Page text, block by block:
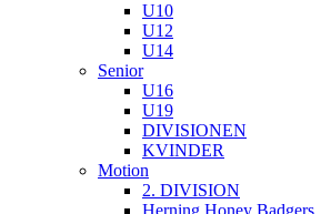
U10
U12
U14
Senior
U16
U19
DIVISIONEN
KVINDER
Motion
2. DIVISION
Herning Honey Badgers